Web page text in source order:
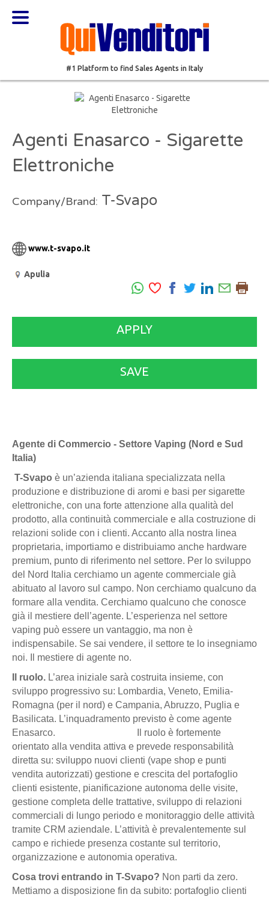
#1 Platform to find Sales Agents in Italy
Agenti Enasarco - Sigarette
Elettroniche
Company/Brand: T-Svapo
www.t-svapo.it
Apulia
APPLY
SAVE
Agente di Commercio - Settore Vaping (Nord e Sud
Italia)
T-Svapo è un’azienda italiana specializzata nella
produzione e distribuzione di aromi e basi per sigarette
elettroniche, con una forte attenzione alla qualità del
prodotto, alla continuità commerciale e alla costruzione di
relazioni solide con i clienti. Accanto alla nostra linea
proprietaria, importiamo e distribuiamo anche hardware
premium, punto di riferimento nel settore. Per lo sviluppo
del Nord Italia cerchiamo un agente commerciale già
abituato al lavoro sul campo. Non cerchiamo qualcuno da
formare alla vendita. Cerchiamo qualcuno che conosce
già il mestiere dell’agente. L’esperienza nel settore
vaping può essere un vantaggio, ma non è
indispensabile. Se sai vendere, il settore te lo insegniamo
noi. Il mestiere di agente no.
Il ruolo. L’area iniziale sarà costruita insieme, con
sviluppo progressivo su: Lombardia, Veneto, Emilia-
Romagna (per il nord) e Campania, Abruzzo, Puglia e
Basilicata. L’inquadramento previsto è come agente
Enasarco. Il ruolo è fortemente
orientato alla vendita attiva e prevede responsabilità
diretta su: sviluppo nuovi clienti (vape shop e punti
vendita autorizzati) gestione e crescita del portafoglio
clienti esistente, pianificazione autonoma delle visite,
gestione completa delle trattative, sviluppo di relazioni
commerciali di lungo periodo e monitoraggio delle attività
tramite CRM aziendale. L’attività è prevalentemente sul
campo e richiede presenza costante sul territorio,
organizzazione e autonomia operativa.
Cosa trovi entrando in T-Svapo? Non parti da zero.
Mettiamo a disposizione fin da subito: portafoglio clienti